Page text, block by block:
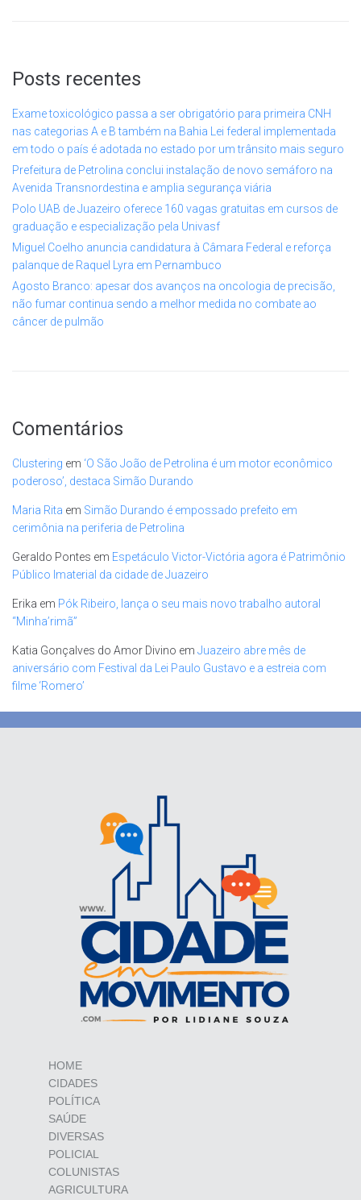
Posts recentes
Exame toxicológico passa a ser obrigatório para primeira CNH
nas categorias A e B também na Bahia Lei federal implementada
em todo o país é adotada no estado por um trânsito mais seguro
Prefeitura de Petrolina conclui instalação de novo semáforo na
Avenida Transnordestina e amplia segurança viária
Polo UAB de Juazeiro oferece 160 vagas gratuitas em cursos de
graduação e especialização pela Univasf
Miguel Coelho anuncia candidatura à Câmara Federal e reforça
palanque de Raquel Lyra em Pernambuco
Agosto Branco: apesar dos avanços na oncologia de precisão,
não fumar continua sendo a melhor medida no combate ao
câncer de pulmão
Comentários
Clustering em ‘O São João de Petrolina é um motor econômico
poderoso’, destaca Simão Durando
Maria Rita em Simão Durando é empossado prefeito em
cerimônia na periferia de Petrolina
Geraldo Pontes em Espetáculo Victor-Victória agora é Patrimônio
Público Imaterial da cidade de Juazeiro
Erika em Pók Ribeiro, lança o seu mais novo trabalho autoral
“Minha’rimã”
Katia Gonçalves do Amor Divino em Juazeiro abre mês de
aniversário com Festival da Lei Paulo Gustavo e a estreia com
filme ‘Romero’
HOME
CIDADES
POLÍTICA
SAÚDE
DIVERSAS
POLICIAL
COLUNISTAS
AGRICULTURA